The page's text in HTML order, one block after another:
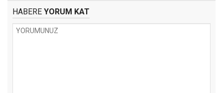
HABERE YORUM KAT